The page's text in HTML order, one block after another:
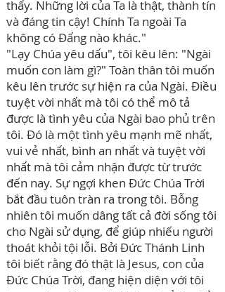
thấy. Những lời của Ta là thật, thành tín
và đáng tin cậy! Chính Ta ngoài Ta
không có Đấng nào khác."
"Lạy Chúa yêu dấu", tôi kêu lên: "Ngài
muốn con làm gì?" Toàn thân tôi muốn
kêu lên trước sự hiện ra của Ngài. Điều
tuyệt vời nhất mà tôi có thể mô tả
được là tình yêu của Ngài bao phủ trên
tôi. Đó là một tình yêu mạnh mẽ nhất,
vui vẻ nhất, bình an nhất và tuyệt vời
nhất mà tôi cảm nhận được từ trước
đến nay. Sự ngợi khen Đức Chúa Trời
bắt đầu tuôn tràn ra trong tôi. Bỗng
nhiên tôi muốn dâng tất cả đời sống tôi
cho Ngài sử dụng, để giúp nhiếu người
thoát khỏi tội lỗi. Bởi Đức Thánh Linh
tôi biết rằng đó thật là Jesus, con của
Đức Chúa Trời, đang hiện diện với tôi